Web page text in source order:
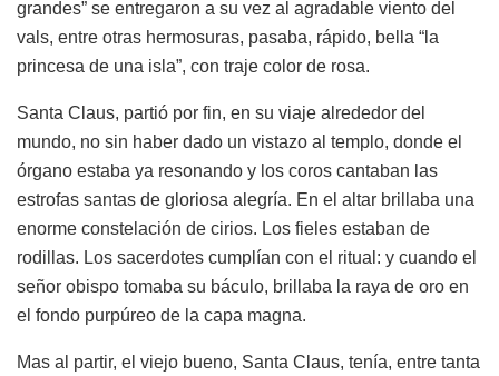
grandes” se entregaron a su vez al agradable viento del
vals, entre otras hermosuras, pasaba, rápido, bella “la
princesa de una isla”, con traje color de rosa.
Santa Claus, partió por fin, en su viaje alrededor del
mundo, no sin haber dado un vistazo al templo, donde el
órgano estaba ya resonando y los coros cantaban las
estrofas santas de gloriosa alegría. En el altar brillaba una
enorme constelación de cirios. Los fieles estaban de
rodillas. Los sacerdotes cumplían con el ritual: y cuando el
señor obispo tomaba su báculo, brillaba la raya de oro en
el fondo purpúreo de la capa magna.
Mas al partir, el viejo bueno, Santa Claus, tenía, entre tanta